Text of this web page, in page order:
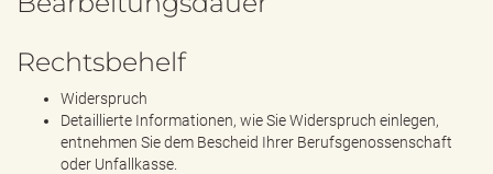
Rechtsbehelf
Widerspruch
Detaillierte Informationen, wie Sie Widerspruch einlegen,
entnehmen Sie dem Bescheid Ihrer Berufsgenossenschaft
oder Unfallkasse.